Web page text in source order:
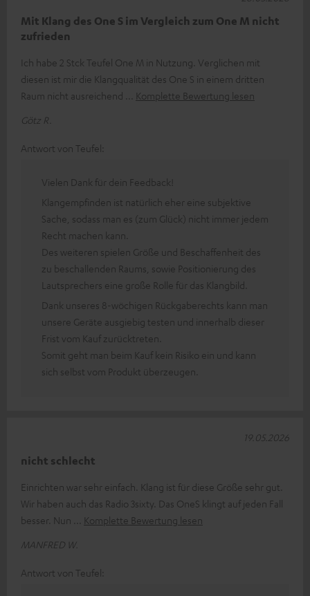
Mit Klang des One S im Vergleich zum One M nicht
zufrieden
Ich habe 2 Stck Teufel One M in Nutzung. Verglichen mit
diesen ist mir die Klangqualität des One S in einem dritten
Raum nicht ausreichend
Komplette Bewertung lesen
Götz R.
Antwort von Teufel:
Vielen Dank für dein Feedback!
Klangempfinden ist natürlich eher eine subjektive
Sache, sodass man es (zum Glück) nicht immer jedem
Recht machen kann.
Des weiteren spielen Größe und Beschaffenheit des
zu beschallenden Raums, sowie Positionierung des
Lautsprechers eine große Rolle für das Klangbild.
Dank unseres 8-wöchigen Rückgaberechts kann man
unsere Geräte ausgiebig testen und innerhalb dieser
Frist vom Kauf zurücktreten.
Somit geht man beim Kauf kein Risiko ein und kann
sich selbst vom Produkt überzeugen.
nicht schlecht
Einrichten war sehr einfach. Klang ist für diese Größe sehr gut.
Wir haben auch das Radio 3sixty. Das OneS klingt auf jeden Fall
besser. Nun
Komplette Bewertung lesen
MANFRED W.
19.05.2026
Antwort von Teufel: